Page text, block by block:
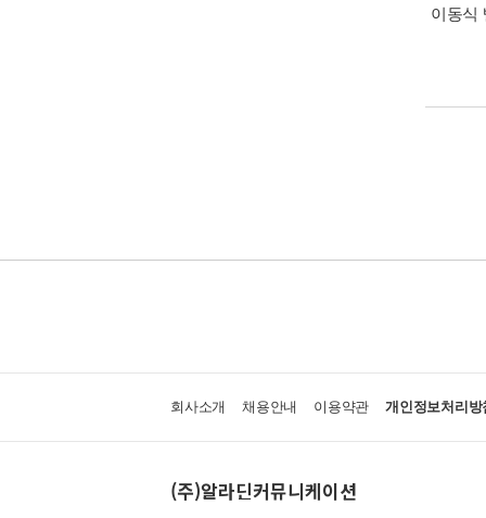
이동식
회사소개 채용안내 이용약관 개인정보처리방
(주)알라딘커뮤니케이션